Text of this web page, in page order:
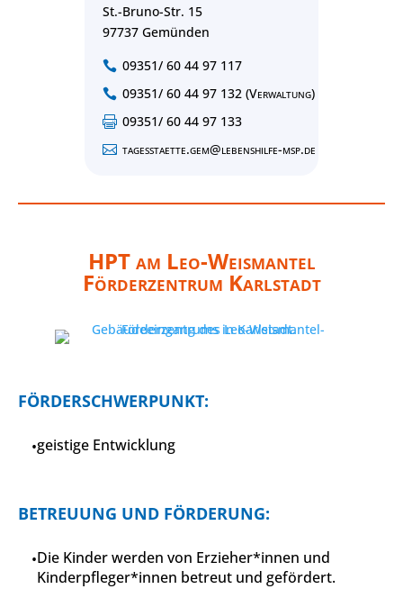
St.-Bruno-Str. 15
97737 Gemünden
 09351/ 60 44 97 117
 09351/ 60 44 97 132 (Verwaltung)
 09351/ 60 44 97 133
 tagesstaette.gem@lebenshilfe-msp.de
HPT am Leo-Weismantel
Förderzentrum Karlstadt
FÖRDERSCHWERPUNKT:
geistige Entwicklung
BETREUUNG UND FÖRDERUNG:
Die Kinder werden von Erzieher*innen und
Kinderpfleger*innen betreut und gefördert.